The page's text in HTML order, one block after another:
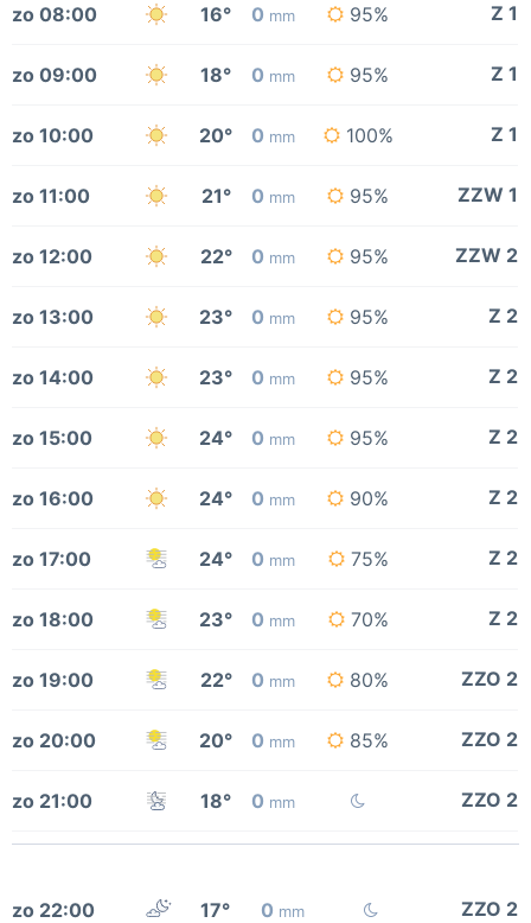
zo 08:00 16° 0 mm 95% Z 1
zo 09:00 18° 0 mm 95% Z 1
zo 10:00 20° 0 mm 100% Z 1
zo 11:00 21° 0 mm 95% ZZW 1
zo 12:00 22° 0 mm 95% ZZW 2
zo 13:00 23° 0 mm 95% Z 2
zo 14:00 23° 0 mm 95% Z 2
zo 15:00 24° 0 mm 95% Z 2
zo 16:00 24° 0 mm 90% Z 2
zo 17:00 24° 0 mm 75% Z 2
zo 18:00 23° 0 mm 70% Z 2
zo 19:00 22° 0 mm 80% ZZO 2
zo 20:00 20° 0 mm 85% ZZO 2
zo 21:00 18° 0 mm ZZO 2
zo 22:00 17° 0 mm ZZO 2